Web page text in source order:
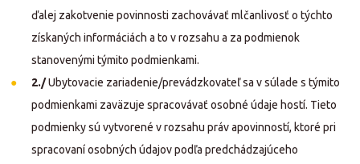
ďalej zakotvenie povinnosti zachovávať mlčanlivosť o týchto
získaných informáciách a to v rozsahu a za podmienok
stanovenými týmito podmienkami.
2./Ubytovacie zariadenie/prevádzkovateľ sa v súlade s týmito
podmienkami zaväzuje spracovávať osobné údaje hostí. Tieto
podmienky sú vytvorené v rozsahu práv apovinností, ktoré pri
spracovaní osobných údajov podľa predchádzajúceho